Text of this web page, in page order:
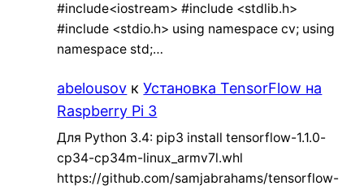
#include<iostream> #include <stdlib.h>
#include <stdio.h> using namespace cv; using
namespace std;…
abelousov кУстановка TensorFlow на
Raspberry Pi 3
Для Python 3.4: pip3 install tensorflow-1.1.0-
cp34-cp34m-linux_armv7l.whl
https://github.com/samjabrahams/tensorflow-